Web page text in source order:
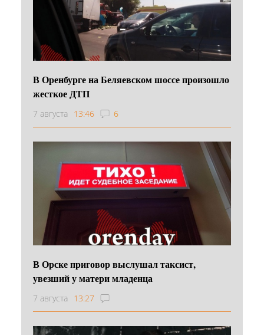
В Оренбурге на Беляевском шоссе произошло
жесткое ДТП
7 августа 13:46 6
В Орске приговор выслушал таксист,
увезший у матери младенца
7 августа 13:27